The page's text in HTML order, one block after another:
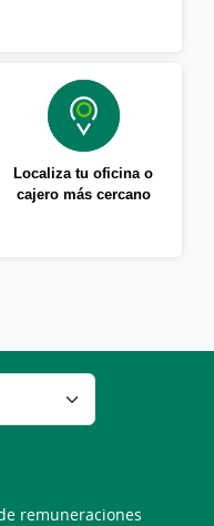
Localiza tu oficina o
cajero más cercano
remuneraciones